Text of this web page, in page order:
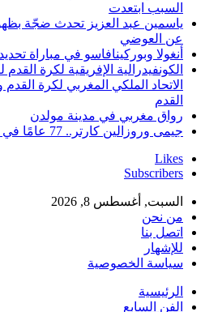
السبب ابتعدت
ياسمين عبد العزيز تحدث ضجّة
عن العوضي
أنغولا وبوركينافاسو في مباراة
الكونفيدرالية الإفريقية لكرة
الاتحاد الملكي المغربي لكرة القدم
القدم
رواق مغربي في مدينة مولدن
جيمى وروزالين كارتر.. 77 عامًا في القفص الذهبي
Likes
Subscribers
السبت, أغسطس 8, 2026
من نحن
اتصل بنا
للإشهار
سياسة الخصوصية
الرئيسية
الفن السابع